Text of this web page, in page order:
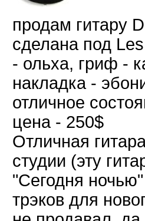
продам гитару
сделана под
- ольха, гриф -
накладка -
отличное
цена - 250$
Отличная
студии (эту
"Сегодня
трэков для